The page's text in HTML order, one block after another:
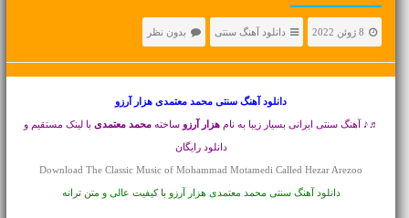
8 ژوئن 2022 دانلود آهنگ سنتی بدون نظر
دانلود آهنگ سنتیمحمد معتمدی هزار آرزو
♬♪ آهنگ سنتی ایرانی بسیار زیبا به نامهزار آرزو ساختهمحمد معتمدی با لینک مستقیم و
دانلود رایگان
Download The Classic Music of Mohammad Motamedi Called Hezar Arezoo
دانلود آهنگ سنتی محمد معتمدی هزار آرزو با کیفیت عالی و متن ترانه